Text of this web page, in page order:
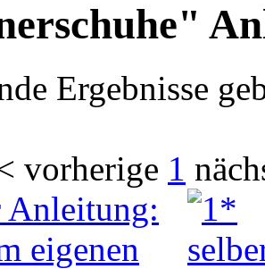
Ergebnisse
vorherige 1